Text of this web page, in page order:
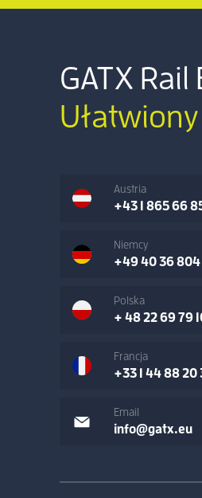
GATX Rail
Austria
+43 1 865 66
Niemcy
+49 40 36 804
Polska
+ 48 22 69 79
Francja
+33 1 44 88 20
Email
info@gatx.eu